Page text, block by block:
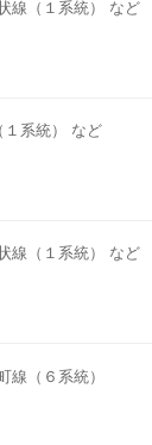
線（１系統） など
１系統） など
線（１系統） など
線（６系統）